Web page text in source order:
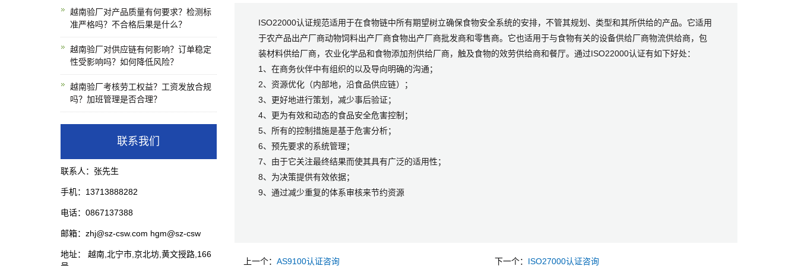
ISO22000认证规范适用于在食物链中所有期望树立确保食物安全系统的安排，不管其规划、类型和其所供给的产品。它适用
于农产品出产厂商动物饲料出产厂商食物出产厂商批发商和零售商。它也适用于与食物有关的设备供给厂商物流供给商，包
装材料供给厂商，农业化学品和食物添加剂供给厂商，触及食物的效劳供给商和餐厅。通过ISO22000认证有如下好处：
1、在商务伙伴中有组织的以及导向明确的沟通；
2、资源优化（内部地，沿食品供应链）；
3、更好地进行策划，减少事后验证；
4、更为有效和动态的食品安全危害控制；
5、所有的控制措施是基于危害分析；
6、预先要求的系统管理；
7、由于它关注最终结果而使其具有广泛的适用性；
8、为决策提供有效依据；
9、通过减少重复的体系审核来节约资源
上一个： AS9100认证咨询 下一个： ISO27000认证咨询
越南验厂对产品质量有何要求？检测标
准严格吗？不合格后果是什么？
越南验厂对供应链有何影响？订单稳定
性受影响吗？如何降低风险？
越南验厂考核劳工权益？工资发放合规
吗？加班管理是否合理？
联系我们
联系人：张先生
手机：13713888282
电话：0867137388
邮箱：zhj@sz-csw.com hgm@sz-csw
地址： 越南,北宁市,京北坊,黄文授路,166